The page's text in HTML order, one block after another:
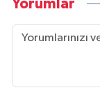
Yorumlar